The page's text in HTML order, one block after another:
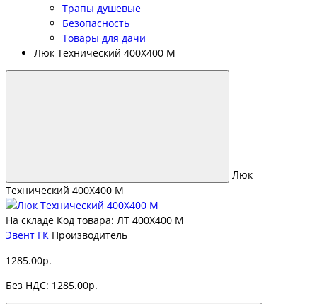
Трапы душевые
Безопасность
Товары для дачи
Люк Технический 400Х400 М
Люк
Технический 400Х400 М
На складе Код товара: ЛТ 400Х400 М
Эвент ГК Производитель
1285.00р.
Без НДС: 1285.00р.